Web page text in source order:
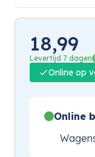
18,99
Levertijd 7 dagen
Online op
Online